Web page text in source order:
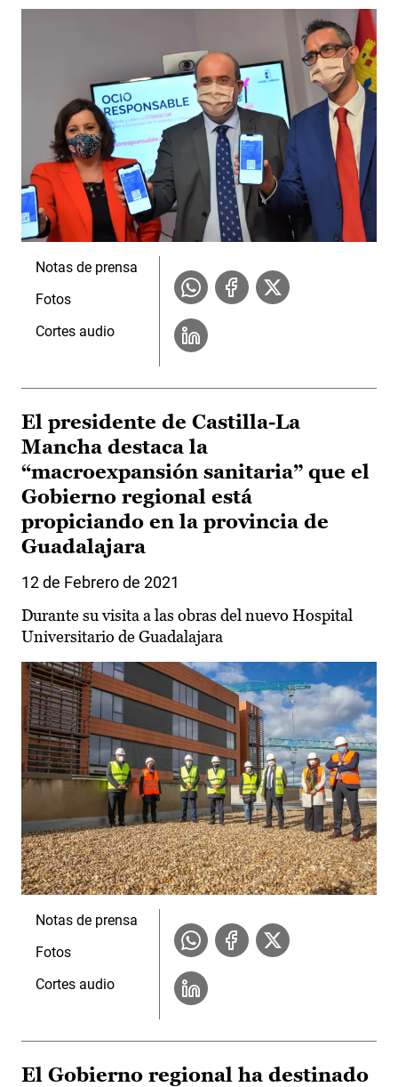
Notas de prensa
Fotos
Cortes audio
El presidente de Castilla-La
Mancha destaca la
“macroexpansión sanitaria” que el
Gobierno regional está
propiciando en la provincia de
Guadalajara
12 de Febrero de 2021
Durante su visita a las obras del nuevo Hospital
Universitario de Guadalajara
Notas de prensa
Fotos
Cortes audio
El Gobierno regional ha destinado